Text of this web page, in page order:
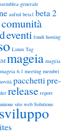
generale
aufml beta1 beta 2
comunità
eventi fondi hosting
Linux Tag
mageia mageia
mageia 6.1 meeting membri
pacchettipre-
release report
sito web Solutions